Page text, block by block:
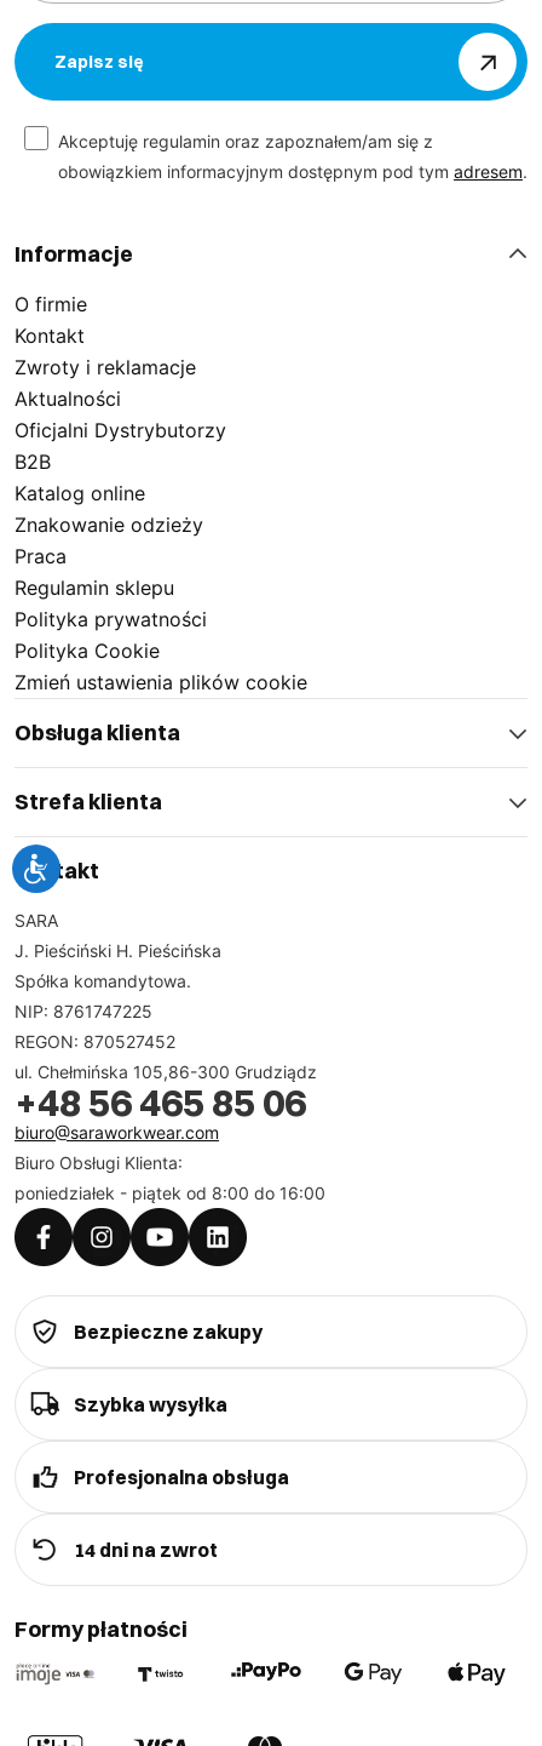
Zapisz się
Akceptuję regulamin oraz zapoznałem/am się z
obowiązkiem informacyjnym dostępnym pod tym adresem.
Informacje
O firmie
Kontakt
Zwroty i reklamacje
Aktualności
Oficjalni Dystrybutorzy
B2B
Katalog online
Znakowanie odzieży
Praca
Regulamin sklepu
Polityka prywatności
Polityka Cookie
Zmień ustawienia plików cookie
Obsługa klienta
Strefa klienta
Kontakt
SARA
J. Pieściński H. Pieścińska
Spółka komandytowa.
NIP: 8761747225
REGON: 870527452
ul. Chełmińska 105,86-300 Grudziądz
+48 56 465 85 06
biuro@saraworkwear.com
Biuro Obsługi Klienta:
poniedziałek - piątek od 8:00 do 16:00
Bezpieczne zakupy
Szybka wysyłka
Profesjonalna obsługa
14 dni na zwrot
Formy płatności